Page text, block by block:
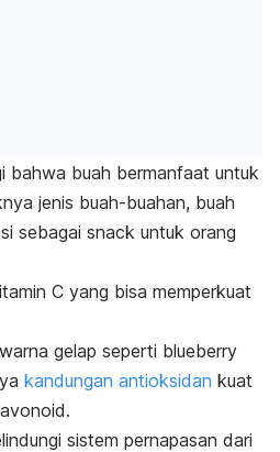
bahwa buah bermanfaat untuk
jenis buah-buahan, buah
sebagai snack untuk orang
C yang bisa memperkuat
gelap seperti blueberry
kandungan antioksidan kuat
sistem pernapasan dari